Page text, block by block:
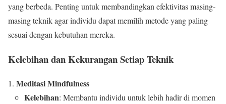
yang berbeda. Penting untuk membandingkan efektivitas masing-
masing teknik agar individu dapat memilih metode yang paling
sesuai dengan kebutuhan mereka.
Kelebihan dan Kekurangan Setiap Teknik
Meditasi Mindfulness
Kelebihan: Membantu individu untuk lebih hadir di momen